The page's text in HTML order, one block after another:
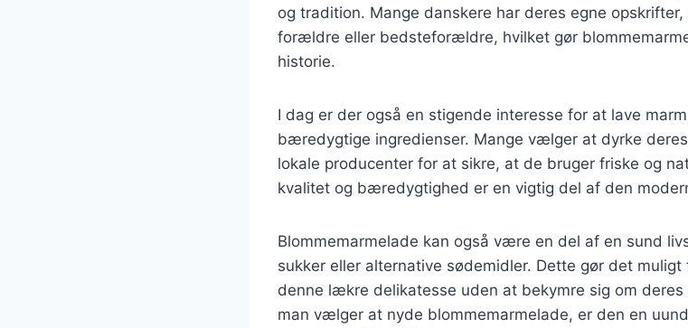
og tradition. Mange danskere har deres egne
forældre eller bedsteforældre, hvilket gør
historie.
I dag er der også en stigende interesse for at lave
bæredygtige ingredienser. Mange vælger at dyrke
lokale producenter for at sikre, at de bruger friske og
kvalitet og bæredygtighed er en vigtig del af den
Blommemarmelade kan også være en del af en sund
sukker eller alternative sødemidler. Dette gør det
denne lækre delikatesse uden at bekymre sig om
man vælger at nyde blommemarmelade, er den en